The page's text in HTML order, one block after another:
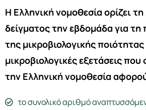
Η Ελληνική νομοθεσία ορίζει
δείγματος την εβδομάδα για
της μικροβιολογικής
μικροβιολογικές εξετάσεις που
την Ελληνική νομοθεσία
το συνολικό αριθμό